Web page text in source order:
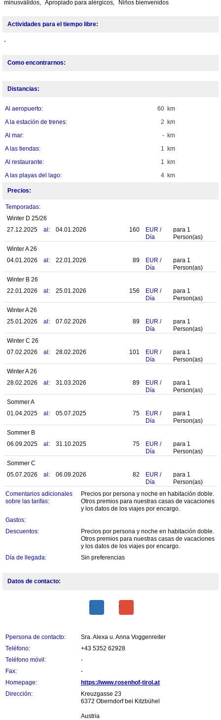
minusválidos, Apropiado para alérgicos, Niños bienvenidos
Actividades para el tiempo libre:
-
Como encontrarnos:
Distancias:
60 km
Al aeropuerto:
2 km
A la estación de trenes:
- km
Al mar:
1 km
A las tiendas:
1 km
Al restaurante:
4 km
A las playas del lago:
Precios:
Temporadas:
Winter D 25/26
27.12.2025
al: 04.01.2026 160 EUR /
Día
para 1
Person(as)
Winter A 26
04.01.2026
al: 22.01.2026 89 EUR /
Día
para 1
Person(as)
Winter B 26
22.01.2026
al: 25.01.2026 156 EUR /
Día
para 1
Person(as)
Winter A 26
25.01.2026
al: 07.02.2026 89 EUR /
Día
para 1
Person(as)
Winter C 26
07.02.2026
al: 28.02.2026 101 EUR /
Día
para 1
Person(as)
Winter A 26
28.02.2026
al: 31.03.2026 89 EUR /
Día
para 1
Person(as)
Sommer A
01.04.2025
al: 05.07.2025 75 EUR /
Día
para 1
Person(as)
Sommer B
06.09.2025
al: 31.10.2025 75 EUR /
Día
para 1
Person(as)
Sommer C
05.07.2026
al: 06.09.2026 82 EUR /
Día
para 1
Person(as)
Comentarios adicionales
sobre las tarifas:
Precios por persona y noche en habitación doble.
Otros premios para nuestras casas de vacaciones
y los datos de los viajes por encargo.
Gastos:
Descuentos:
Precios por persona y noche en habitación doble.
Otros premios para nuestras casas de vacaciones
y los datos de los viajes por encargo.
Día de llegada:
Sin preferencias
Datos de contacto:
Ppersona de contacto:
Sra. Alexa u. Anna Voggenreiter
Teléfono:
+43 5352 62928
Teléfono móvil:
-
Fax:
-
Homepage:
https://www.rosenhof-tirol.at
Dirección:
Kreuzgasse 23
6372 Oberndorf bei Kitzbühel
Austria